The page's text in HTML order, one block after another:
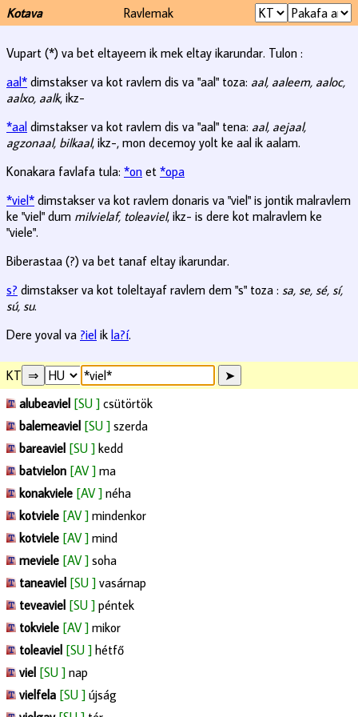
Kotava Ravlemak
Vupart (*) va bet eltayeem ik mek eltay ikarundar. Tulon :
aal* dimstakser va kot ravlem dis va "aal" toza: aal, aaleem, aaloc,
aalxo, aalk, ikz-
*aal dimstakser va kot ravlem dis va "aal" tena: aal, aejaal,
agzonaal, bilkaal, ikz-, mon decemoy yolt ke aal ik aalam.
Konakara favlafa tula: *on et *opa
*viel* dimstakser va kot ravlem donaris va "viel" is jontik malravlem
ke "viel" dum milvielaf, toleaviel, ikz- is dere kot malravlem ke
"viele".
Biberastaa (?) va bet tanaf eltay ikarundar.
s? dimstakser va kot toleltayaf ravlem dem "s" toza : sa, se, sé, sí,
sú, su.
Dere yoval va ?iel ik la?í.
KT
alubeaviel [SU ] csütörtök
balemeaviel [SU ] szerda
bareaviel [SU ] kedd
batvielon [AV ] ma
konakviele [AV ] néha
kotviele [AV ] mindenkor
kotviele [AV ] mind
meviele [AV ] soha
taneaviel [SU ] vasárnap
teveaviel [SU ] péntek
tokviele [AV ] mikor
toleaviel [SU ] hétfő
viel [SU ] nap
vielfela [SU ] újság